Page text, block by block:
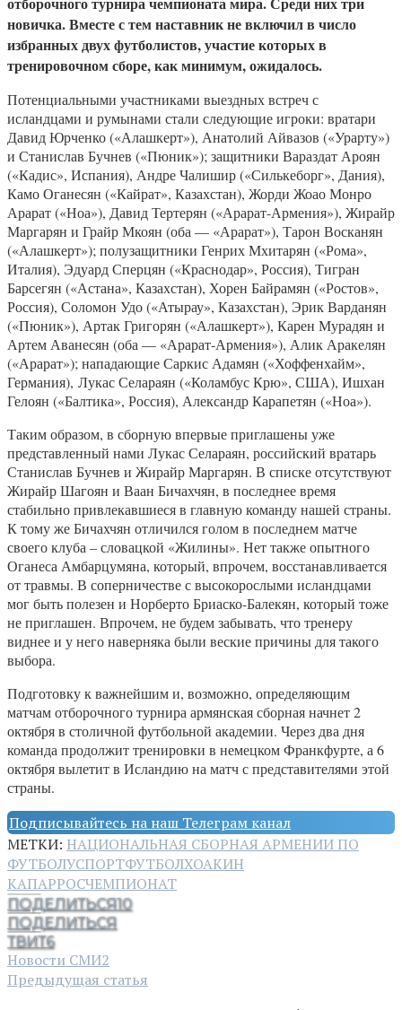
новичка. Вместе с тем наставник не включил в число
избранных двух футболистов, участие которых в
тренировочном сборе, как минимум, ожидалось.
Потенциальными участниками выездных встреч с
исландцами и румынами стали следующие игроки: вратари
Давид Юрченко («Алашкерт»), Анатолий Айвазов («Урарту»)
и Станислав Бучнев («Пюник»); защитники Вараздат Ароян
(«Кадис», Испания), Андре Чалишир («Силькеборг», Дания),
Камо Оганесян («Кайрат», Казахстан), Жорди Жоао Монро
Арарат («Ноа»), Давид Тертерян («Арарат-Армения»), Жирайр
Маргарян и Грайр Мкоян (оба — «Арарат»), Тарон Восканян
(«Алашкерт»); полузащитники Генрих Мхитарян («Рома»,
Италия), Эдуард Сперцян («Краснодар», Россия), Тигран
Барсегян («Астана», Казахстан), Хорен Байрамян («Ростов»,
Россия), Соломон Удо («Атырау», Казахстан), Эрик Варданян
(«Пюник»), Артак Григорян («Алашкерт»), Карен Мурадян и
Артем Аванесян (оба — «Арарат-Армения»), Алик Аракелян
(«Арарат»); нападающие Саркис Адамян («Хоффенхайм»,
Германия), Лукас Селараян («Коламбус Крю», США), Ишхан
Гелоян («Балтика», Россия), Александр Карапетян («Ноа»).
Таким образом, в сборную впервые приглашены уже
представленный нами Лукас Селараян, российский вратарь
Станислав Бучнев и Жирайр Маргарян. В списке отсутствуют
Жирайр Шагоян и Ваан Бичахчян, в последнее время
стабильно привлекавшиеся в главную команду нашей страны.
К тому же Бичахчян отличился голом в последнем матче
своего клуба – словацкой «Жилины». Нет также опытного
Оганеса Амбарцумяна, который, впрочем, восстанавливается
от травмы. В соперничестве с высокорослыми исландцами
мог быть полезен и Норберто Бриаско-Балекян, который тоже
не приглашен. Впрочем, не будем забывать, что тренеру
виднее и у него наверняка были веские причины для такого
выбора.
Подготовку к важнейшим и, возможно, определяющим
матчам отборочного турнира армянская сборная начнет 2
октября в столичной футбольной академии. Через два дня
команда продолжит тренировки в немецком Франкфурте, а 6
октября вылетит в Исландию на матч с представителями этой
страны.
Подписывайтесь на наш Телеграм канал
МЕТКИ: НАЦИОНАЛЬНАЯ СБОРНАЯ АРМЕНИИ ПО
ФУТБОЛУСПОРТФУТБОЛХОАКИН
КАПАРРОСЧЕМПИОНАТ
ПОДЕЛИТЬСЯ10
ПОДЕЛИТЬСЯ
ТВИТ6
Новости СМИ2
Предыдущая статья